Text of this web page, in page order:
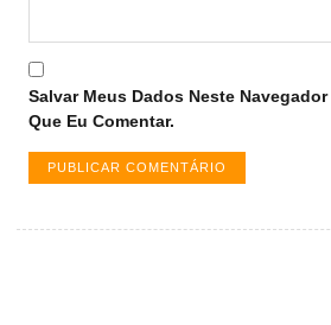
Salvar Meus Dados Neste Navegador
Que Eu Comentar.